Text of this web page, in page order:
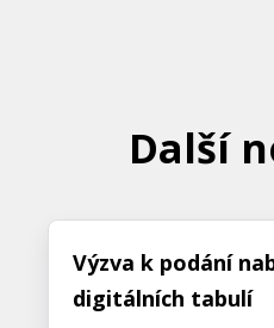
Další
Výzva k podání
digitálních tabulí